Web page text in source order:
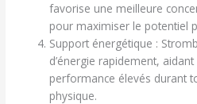
favorise une meilleure
pour maximiser le potentiel
Support énergétique :
d’énergie rapidement,
performance élevés durant
physique.